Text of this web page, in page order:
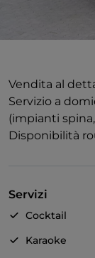
Vendita al
Servizio a
(impianti
Disponibilità
Servizi
Cocktail
Karaoke